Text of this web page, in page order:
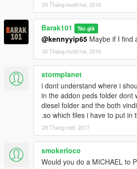
29 Tháng mười hai, 2016
Barak101 Tác giả
@kennyyip65 Maybe if I find
30 Tháng mười hai, 2016
stormplanet
i dont understand where i
in the addon peds folder dont
diesel folder and the both
.so which files i have to put in
28 Tháng một, 2017
smokerloco
Would you do a MICHAEL to